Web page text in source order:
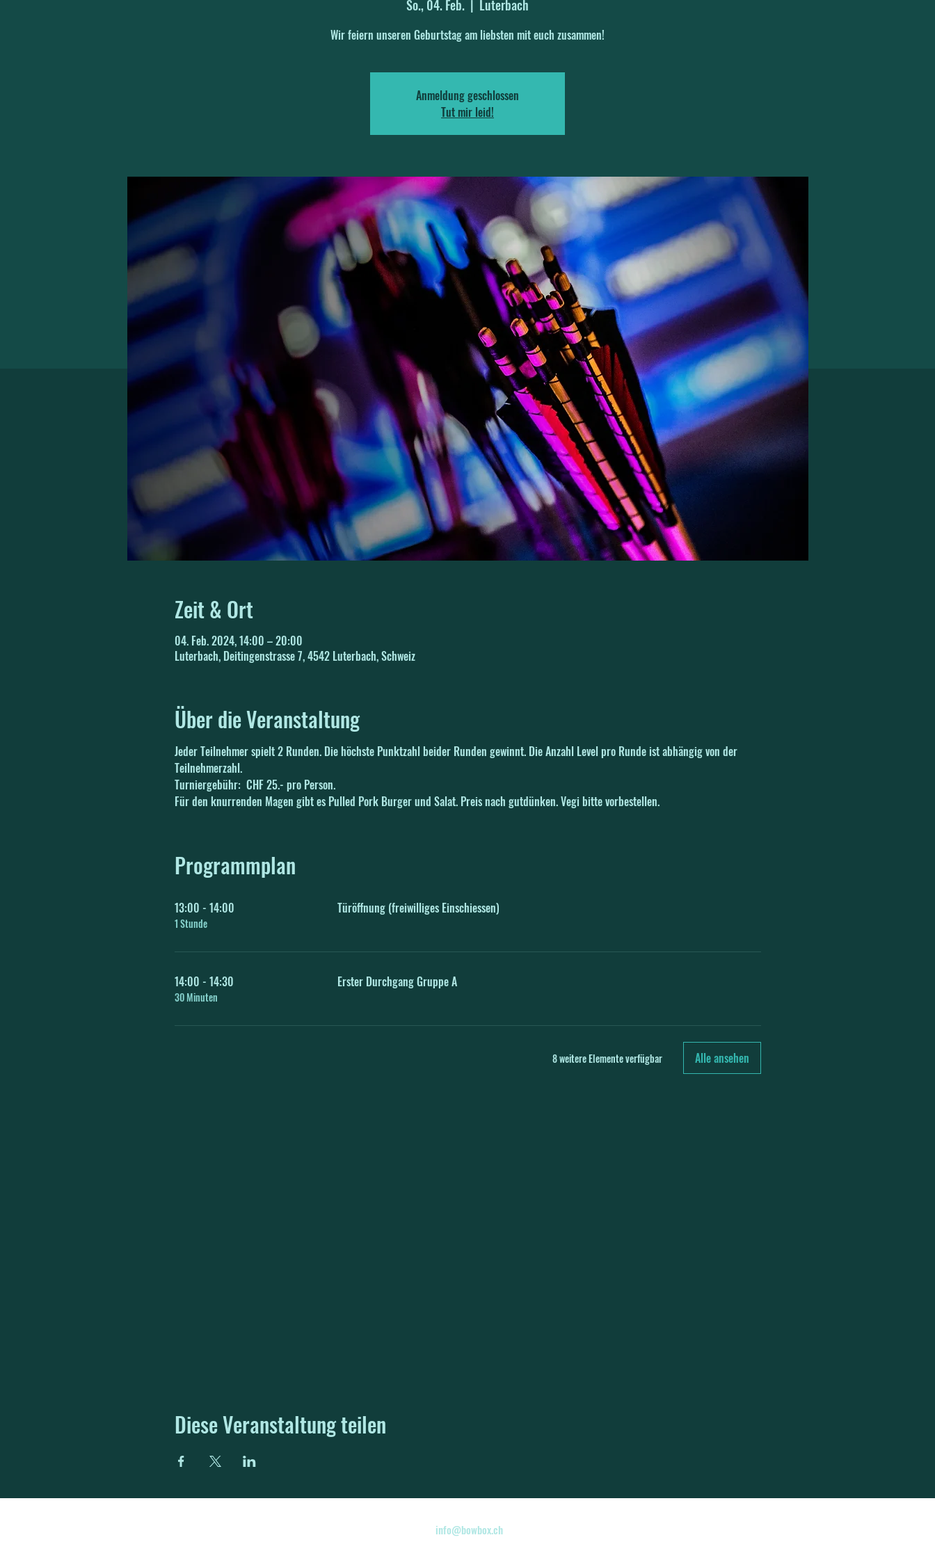
So., 04. Feb.
  |
Luterbach
Wir feiern unseren Geburtstag am liebsten mit euch zusammen!
Anmeldung geschlossen
Tut mir leid!
Zeit & Ort
04. Feb. 2024, 14:00 – 20:00
Luterbach, Deitingenstrasse 7, 4542 Luterbach, Schweiz
Über die Veranstaltung
Jeder Teilnehmer spielt 2 Runden. Die höchste Punktzahl beider Runden gewinnt. Die Anzahl Level pro Runde ist abhängig von der
Teilnehmerzahl.
Turniergebühr:  CHF 25.- pro Person.
Für den knurrenden Magen gibt es Pulled Pork Burger und Salat. Preis nach gutdünken. Vegi bitte vorbestellen.
Programmplan
13:00 - 14:00
1 Stunde
Türöffnung (freiwilliges Einschiessen)
14:00 - 14:30
30 Minuten
Erster Durchgang Gruppe A
8 weitere Elemente verfügbar Alle ansehen
Diese Veranstaltung teilen
info@bowbox.ch